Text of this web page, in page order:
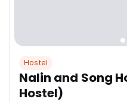
Hostel
Nalin and Song
Hostel)